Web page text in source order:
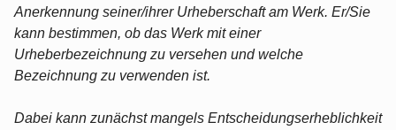
Anerkennung seiner/ihrer Urheberschaft am Werk. Er/Sie
kann bestimmen, ob das Werk mit einer
Urheberbezeichnung zu versehen und welche
Bezeichnung zu verwenden ist.
Dabei kann zunächst mangels Entscheidungserheblichkeit